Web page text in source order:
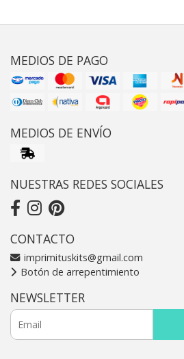
MEDIOS DE PAGO
MEDIOS DE ENVÍO
NUESTRAS REDES SOCIALES
CONTACTO
imprimituskits@gmail.com
Botón de arrepentimiento
NEWSLETTER